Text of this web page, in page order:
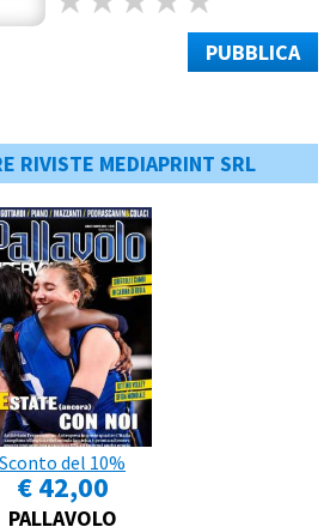
PUBBLICA
RIVISTE MEDIAPRINT SRL
Sconto del 10%
€ 42,00
PALLAVOLO